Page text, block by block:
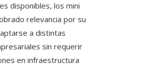
disponibles, los mini
relevancia por su
a distintas
sin requerir
en infraestructura